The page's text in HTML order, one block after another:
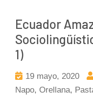
Ecuador
1)
19 mayo, 2020
Napo, Orellana,